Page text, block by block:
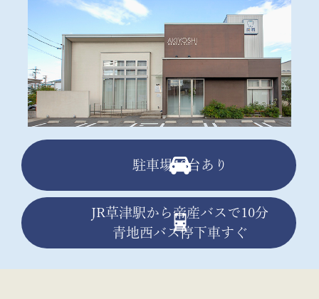
駐車場13台あり
JR草津駅から帝産バスで10分
青地西バス停下車すぐ